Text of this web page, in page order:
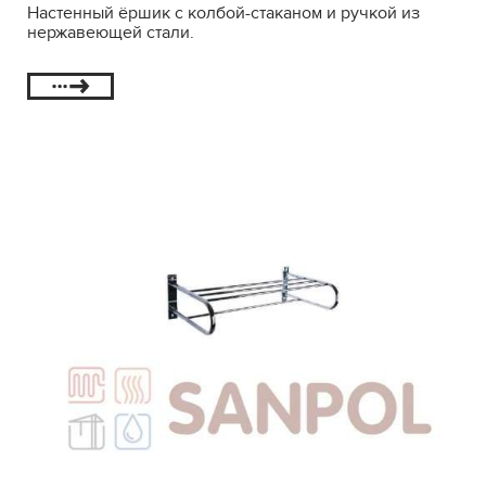
Настенный ёршик с колбой-стаканом и ручкой из
нержавеющей стали.